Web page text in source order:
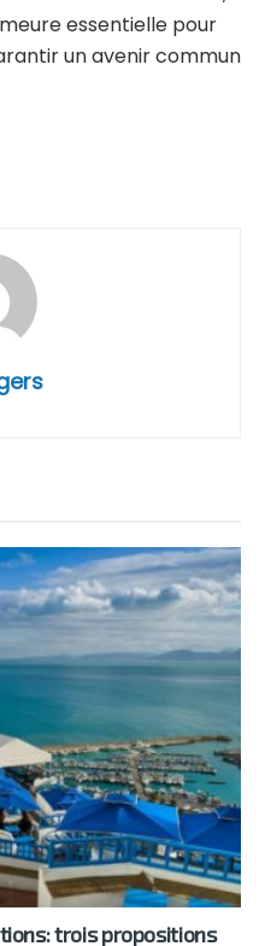
essentielle pour
un avenir commun
trois propositions